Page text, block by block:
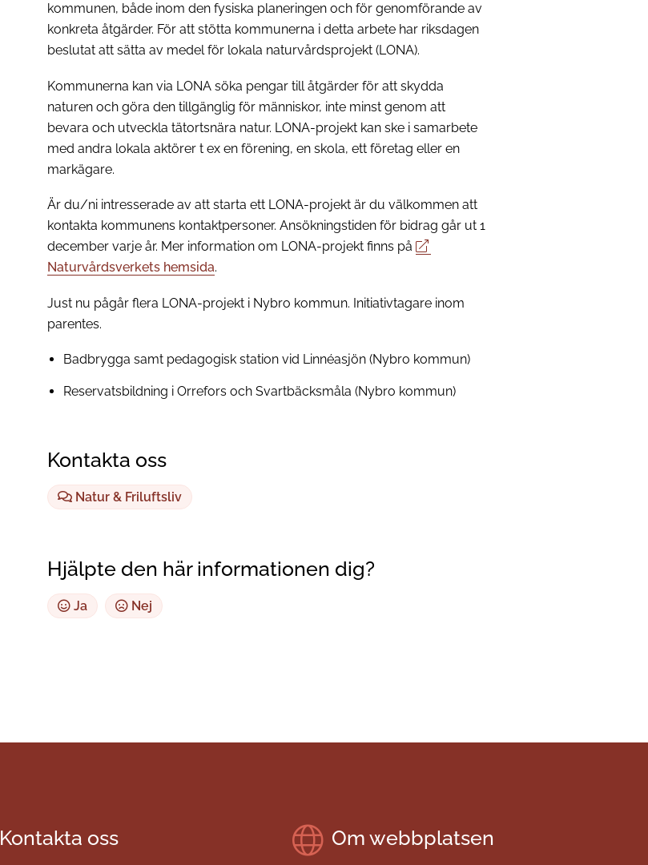
kommunen, både inom den fysiska planeringen och för genomförande av
konkreta åtgärder. För att stötta kommunerna i detta arbete har riksdagen
beslutat att sätta av medel för lokala naturvårdsprojekt (LONA).
Kommunerna kan via LONA söka pengar till åtgärder för att skydda
naturen och göra den tillgänglig för människor, inte minst genom att
bevara och utveckla tätortsnära natur. LONA-projekt kan ske i samarbete
med andra lokala aktörer t ex en förening, en skola, ett företag eller en
markägare.
Är du/ni intresserade av att starta ett LONA-projekt är du välkommen att
kontakta kommunens kontaktpersoner. Ansökningstiden för bidrag går ut 1
december varje år. Mer information om LONA-projekt finns på
Naturvårdsverkets hemsida.
Just nu pågår flera LONA-projekt i Nybro kommun. Initiativtagare inom
parentes.
Badbrygga samt pedagogisk station vid Linnéasjön (Nybro kommun)
Reservatsbildning i Orrefors och Svartbäcksmåla (Nybro kommun)
Kontakta oss
Natur & Friluftsliv
Hjälpte den här informationen dig?
Ja Nej
Kontakta oss Om webbplatsen